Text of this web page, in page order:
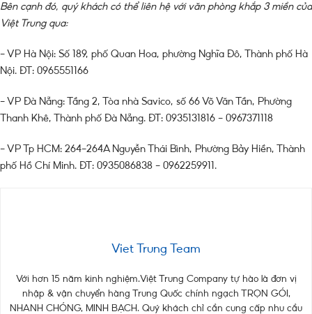
Bên cạnh đó, quý khách có thể liên hệ với văn phòng khắp 3 miền của
Việt Trung qua:
– VP Hà Nội: Số 189, phố Quan Hoa, phường Nghĩa Đô, Thành phố Hà
Nội. ĐT: 0965551166
– VP Đà Nẵng: Tầng 2, Tòa nhà Savico, số 66 Võ Văn Tần, Phường
Thanh Khê, Thành phố Đà Nẵng. ĐT: 0935131816 – 0967371118
– VP Tp HCM: 264-264A Nguyễn Thái Bình, Phường Bảy Hiền, Thành
phố Hồ Chí Minh. ĐT: 0935086838 – 0962259911.
Viet Trung Team
Với hơn 15 năm kinh nghiệm.Việt Trung Company tự hào là đơn vị
nhập & vận chuyển hàng Trung Quốc chính ngạch TRỌN GÓI,
NHANH CHÓNG, MINH BẠCH. Quý khách chỉ cần cung cấp nhu cầu